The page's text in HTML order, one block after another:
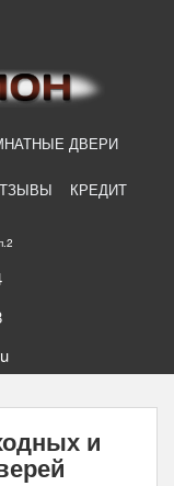
ДВЕРИ
КРЕДИТ
и